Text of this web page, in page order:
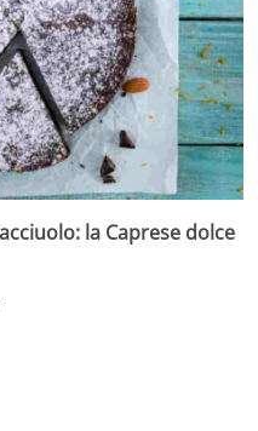
la Caprese dolce